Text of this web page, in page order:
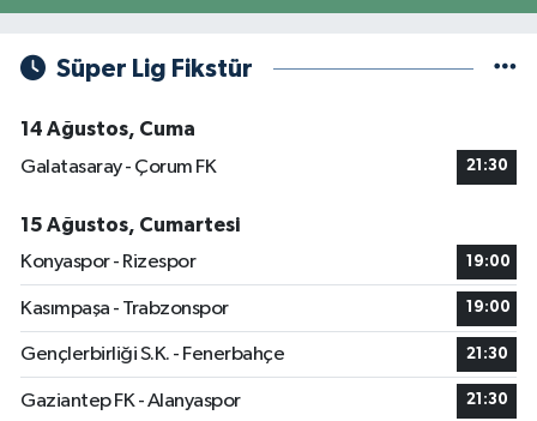
Süper Lig Fikstür
14 Ağustos, Cuma
Galatasaray - Çorum FK
21:30
15 Ağustos, Cumartesi
Konyaspor - Rizespor
19:00
Kasımpaşa - Trabzonspor 19:00
Gençlerbirliği S.K. - Fenerbahçe 21:30
Gaziantep FK - Alanyaspor 21:30